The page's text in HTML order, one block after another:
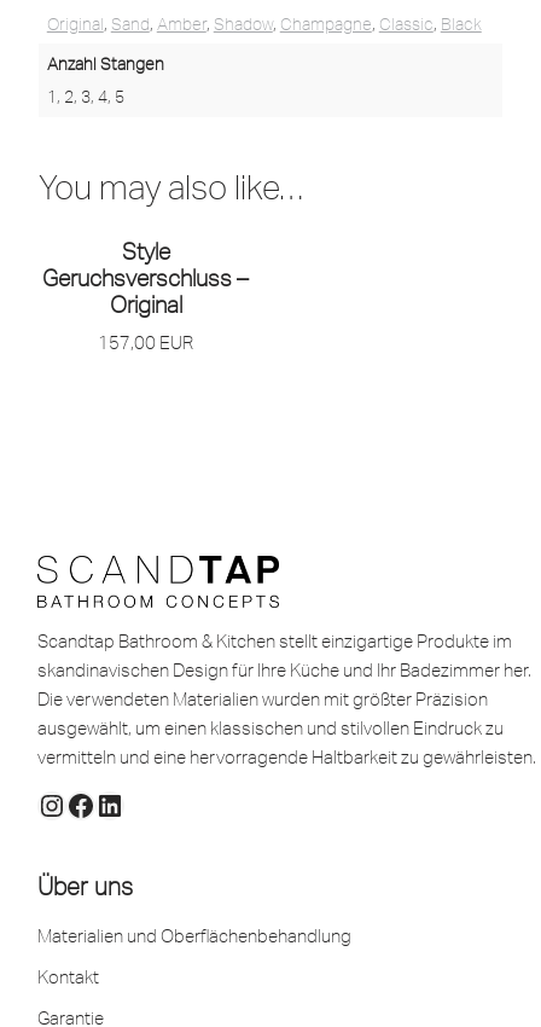
Original, Sand, Amber, Shadow, Champagne, Classic, Black
Anzahl Stangen
1, 2, 3, 4, 5
You may also like…
Style
Geruchsverschluss –
Original
157,00 EUR
Scandtap Bathroom & Kitchen stellt einzigartige Produkte im
skandinavischen Design für Ihre Küche und Ihr Badezimmer her.
Die verwendeten Materialien wurden mit größter Präzision
ausgewählt, um einen klassischen und stilvollen Eindruck zu
vermitteln und eine hervorragende Haltbarkeit zu gewährleisten.
Über uns
Materialien und Oberflächenbehandlung
Kontakt
Garantie